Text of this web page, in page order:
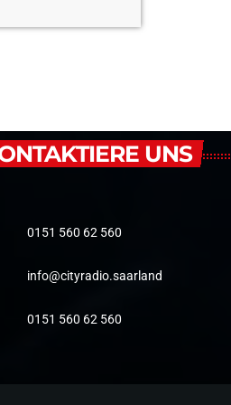
UNS
0151 560 62 560
info@cityradio.saarland
0151 560 62 560